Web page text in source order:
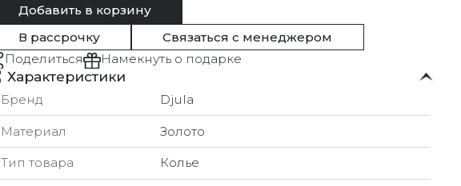
Добавить в корзину
В рассрочку
Связаться с менеджером
Поделиться
Намекнуть о подарке
Характеристики
Бренд Djula
Материал Золото
Тип товара Колье